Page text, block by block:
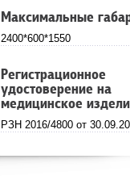
Максимальные
2400*600*1550
Регистрационное
удостоверение на
медицинское
РЗН 2016/4800 от